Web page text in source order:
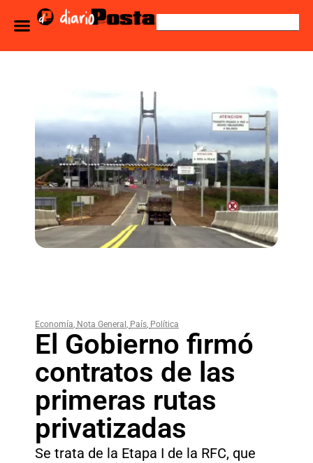
Economía, Nota General , País, Política
El Gobierno firmó
contratos de las
primeras rutas
privatizadas
Se trata de la Etapa I de la RFC, que